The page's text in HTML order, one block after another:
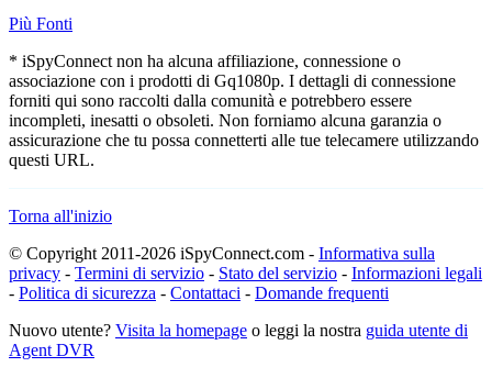
Più Fonti
* iSpyConnect non ha alcuna affiliazione, connessione o
associazione con i prodotti di Gq1080p. I dettagli di connessione
forniti qui sono raccolti dalla comunità e potrebbero essere
incompleti, inesatti o obsoleti. Non forniamo alcuna garanzia o
assicurazione che tu possa connetterti alle tue telecamere utilizzando
questi URL.
Torna all'inizio
© Copyright 2011-2026 iSpyConnect.com - Informativa sulla
privacy - Termini di servizio - Stato del servizio - Informazioni legali
- Politica di sicurezza - Contattaci - Domande frequenti
Nuovo utente? Visita la homepage o leggi la nostra guida utente di
Agent DVR